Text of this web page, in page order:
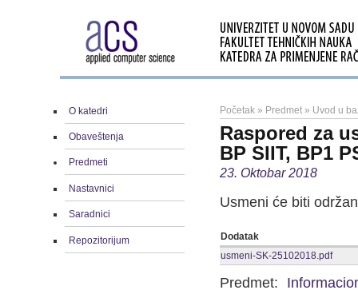
O katedri
Obaveštenja
Predmeti
Nastavnici
Saradnici
Repozitorijum
Početak » Predmet » Uvod u
Raspored za
BP SIIT, BP1
23. Oktobar 2018
Usmeni će biti
Dodatak
usmeni-SK-25102018.pdf
Predmet: